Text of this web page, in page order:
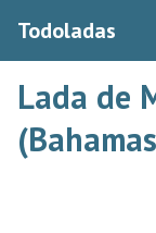
Todoladas
Lada de